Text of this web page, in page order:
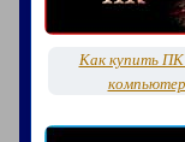
Как купить